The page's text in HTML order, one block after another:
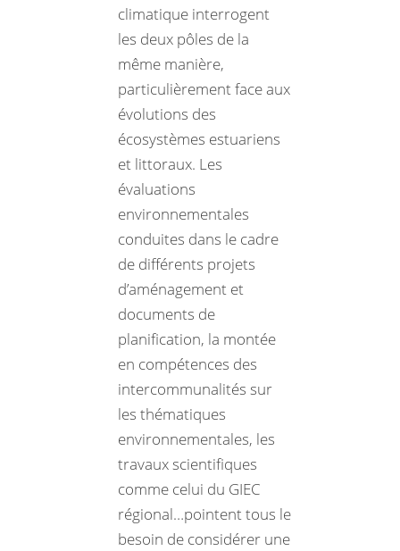
climatique interrogent
les deux pôles de la
même manière,
particulièrement face aux
évolutions des
écosystèmes estuariens
et littoraux. Les
évaluations
environnementales
conduites dans le cadre
de différents projets
d’aménagement et
documents de
planification, la montée
en compétences des
intercommunalités sur
les thématiques
environnementales, les
travaux scientifiques
comme celui du GIEC
régional…pointent tous le
besoin de considérer une